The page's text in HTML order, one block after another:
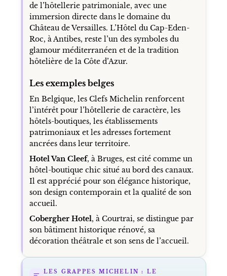
de l’hôtellerie patrimoniale, avec une
immersion directe dans le domaine du
Château de Versailles. L’Hôtel du Cap-Eden-
Roc, à Antibes, reste l’un des symboles du
glamour méditerranéen et de la tradition
hôtelière de la Côte d’Azur.
Les exemples belges
En Belgique, les Clefs Michelin renforcent
l’intérêt pour l’hôtellerie de caractère, les
hôtels-boutiques, les établissements
patrimoniaux et les adresses fortement
ancrées dans leur territoire.
Hotel Van Cleef, à Bruges, est cité comme un
hôtel-boutique chic situé au bord des canaux.
Il est apprécié pour son élégance historique,
son design contemporain et la qualité de son
accueil.
Cobergher Hotel, à Courtrai, se distingue par
son bâtiment historique rénové, sa
décoration théâtrale et son sens de l’accueil.
LES GRAPPES MICHELIN : LE